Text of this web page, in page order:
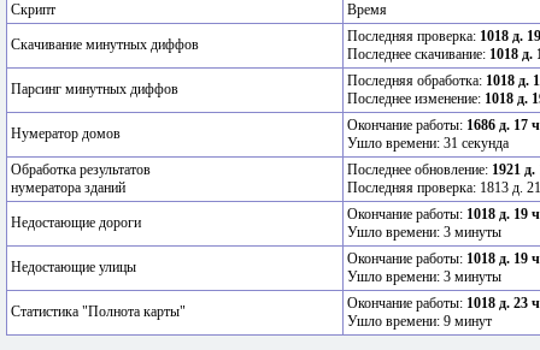
Скрипт Время
Скачивание минутных диффов Последняя проверка: 1018 д.
Последнее скачивание: 1018 д.
Парсинг минутных диффов Последняя обработка: 1018 д.
Последнее изменение: 1018 д.
Нумератор домов Окончание работы: 1686 д. 17
Ушло времени: 31 секунда
Обработка результатов
нумератора зданий
Последнее обновление: 1921 д.
Последняя проверка: 1813 д.
Недостающие дороги Окончание работы: 1018 д. 19
Ушло времени: 3 минуты
Недостающие улицы Окончание работы: 1018 д. 19
Ушло времени: 3 минуты
Статистика "Полнота карты" Окончание работы: 1018 д. 23
Ушло времени: 9 минут